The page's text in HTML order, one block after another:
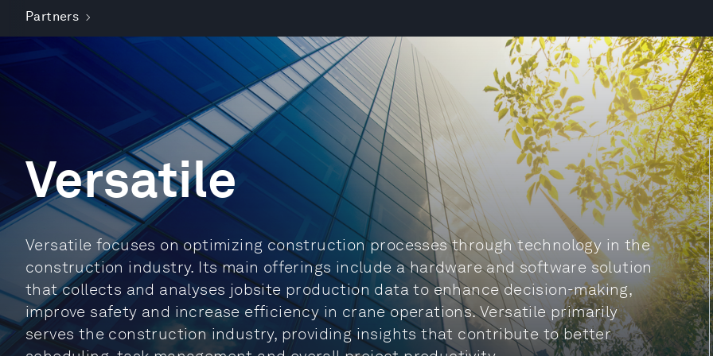
Partners
Versatile
Versatile focuses on optimizing construction processes through technology in the
construction industry. Its main offerings include a hardware and software solution
that collects and analyses jobsite production data to enhance decision-making,
improve safety and increase efficiency in crane operations. Versatile primarily
serves the construction industry, providing insights that contribute to better